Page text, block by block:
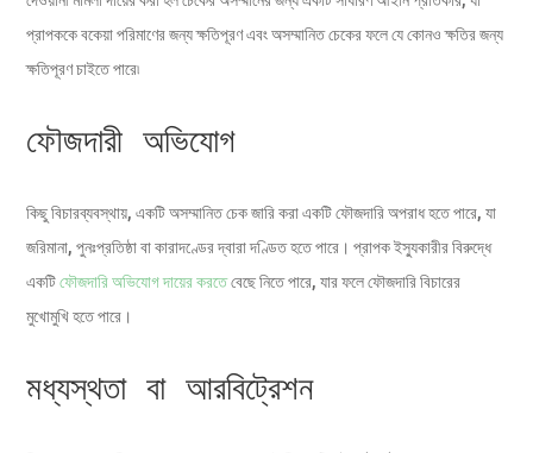
প্রাপককে বকেয়া পরিমাণের জন্য ক্ষতিপূরণ এবং অসম্মানিত চেকের ফলে যে কোনও ক্ষতির জন্য
ক্ষতিপূরণ চাইতে পারে৷
ফৌজদারী অভিযোগ
কিছু বিচারব্যবস্থায়, একটি অসম্মানিত চেক জারি করা একটি ফৌজদারি অপরাধ হতে পারে, যা
জরিমানা, পুনঃপ্রতিষ্ঠা বা কারাদণ্ডের দ্বারা দণ্ডিত হতে পারে। প্রাপক ইস্যুকারীর বিরুদ্ধে
একটিফৌজদারি অভিযোগ দায়ের করতেবেছে নিতে পারে, যার ফলে ফৌজদারি বিচারের
মুখোমুখি হতে পারে।
মধ্যস্থতা বা আরবিট্রেশন